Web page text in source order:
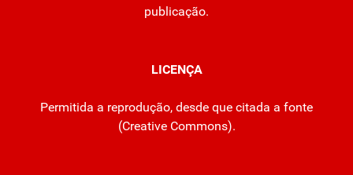
publicação.
LICENÇA
Permitida a reprodução, desde que citada a fonte
(Creative Commons).